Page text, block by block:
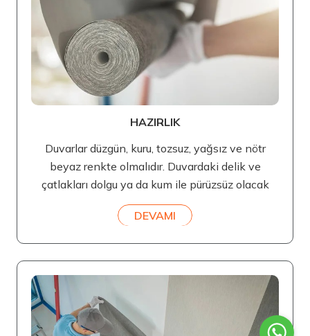
HAZIRLIK
Duvarlar düzgün, kuru, tozsuz, yağsız ve nötr
beyaz renkte olmalıdır. Duvardaki delik ve
çatlakları dolgu ya da kum ile pürüzsüz olacak
DEVAMI